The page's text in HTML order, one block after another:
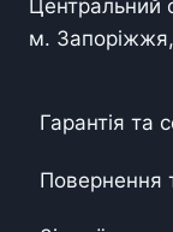
Центральний
м.
Гарантія та
Повернення